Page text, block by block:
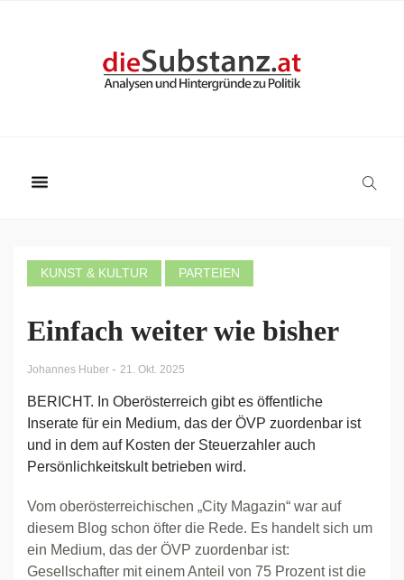
KUNST & KULTUR PARTEIEN
Einfach weiter wie bisher
Johannes Huber - 21. Okt. 2025
BERICHT. In Oberösterreich gibt es öffentliche
Inserate für ein Medium, das der ÖVP zuordenbar ist
und in dem auf Kosten der Steuerzahler auch
Persönlichkeitskult betrieben wird.
Vom oberösterreichischen „City Magazin“ war auf
diesem Blog schon öfter die Rede. Es handelt sich um
ein Medium, das der ÖVP zuordenbar ist:
Gesellschafter mit einem Anteil von 75 Prozent ist die